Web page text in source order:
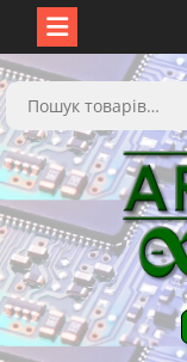
Перейти
до
вмісту
Шукати: